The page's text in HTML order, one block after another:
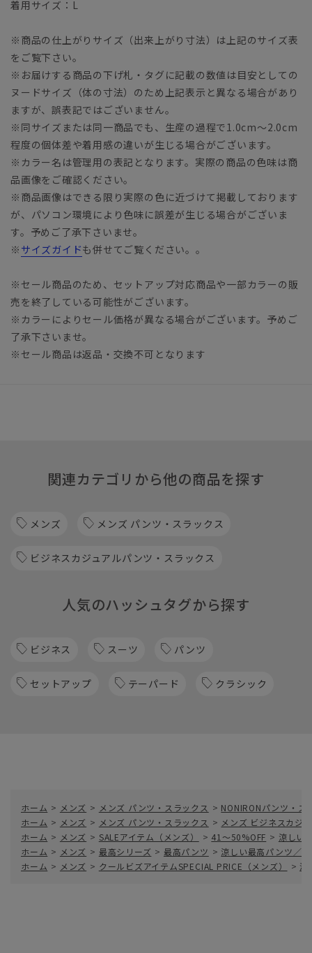
着用サイズ：L
※商品の仕上がりサイズ（出来上がり寸法）は上記のサイズ表
をご覧下さい。
※お届けする商品の下げ札・タグに記載の数値は目安としての
ヌードサイズ（体の寸法）のため上記表示と異なる場合があり
ますが、誤表記ではございません。
※同サイズまたは同一商品でも、生産の過程で1.0cm～2.0cm
程度の個体差や着用感の違いが生じる場合がございます。
※カラー名は管理用の表記となります。実際の商品の色味は商
品画像をご確認ください。
※商品画像はできる限り実際の色に近づけて掲載しております
が、パソコン環境により色味に誤差が生じる場合がございま
す。予めご了承下さいませ。
※ サイズガイドも併せてご覧ください。。
※セール商品のため、セットアップ対応商品や一部カラーの販
売を終了している可能性がございます。
※カラーによりセール価格が異なる場合がございます。予めご
了承下さいませ。
※セール商品は返品・交換不可となります
関連カテゴリから他の商品を探す
メンズ メンズ パンツ・スラックス
ビジネスカジュアルパンツ・スラックス
人気のハッシュタグから探す
ビジネス スーツ パンツ
セットアップ テーパード クラシック
ホーム > メンズ > メンズ パンツ・スラックス > NONIRONパンツ・ス
ホーム > メンズ > メンズ パンツ・スラックス > メンズ ビジネスカジ
ホーム > メンズ > SALEアイテム（メンズ） > 41～50%OFF > 涼しい
ホーム > メンズ > 最高シリーズ > 最高パンツ > 涼しい最高パンツ／
ホーム > メンズ > クールビズアイテムSPECIAL PRICE（メンズ） > 涼